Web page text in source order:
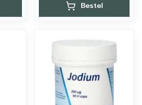
Bestel